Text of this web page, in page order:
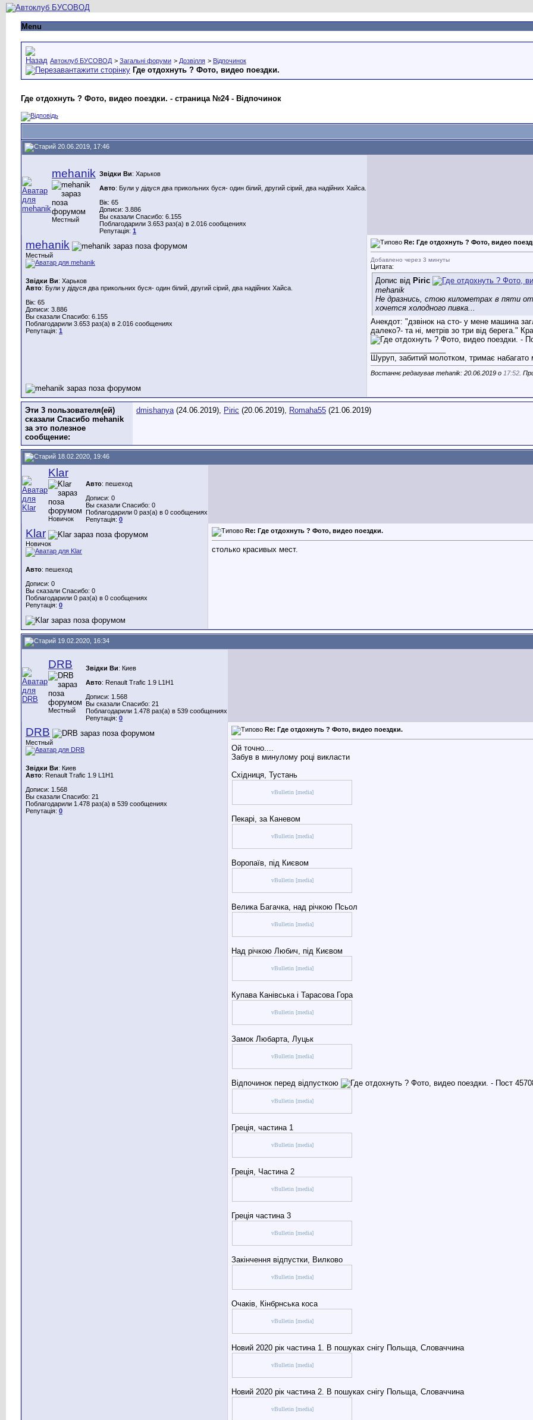
Menu
Автоклуб БУСОВОД > Загальні форуми > Дозвілля > Відпочинок
Где отдохнуть ? Фото, видео поездки.
Где отдохнуть ? Фото, видео поездки. - страница №24 - Відпочинок
20.06.2019, 17:46
mehanik
Местный
Звідки Ви: Харьков
Авто: Були у дідуся два прикольних буся- один білий, другий сірий, два надійних Хайса.
Вік: 65
Дописи: 3.886
Вы сказали Спасибо: 6.155
Поблагодарили 3.653 раз(а) в 2.016 сообщениях
Репутація: 1
mehanik
Местный
Звідки Ви: Харьков
Авто: Були у дідуся два прикольних буся- один білий, другий сірий, два надійних Хайса.
Вік: 65
Дописи: 3.886
Вы сказали Спасибо: 6.155
Поблагодарили 3.653 раз(а) в 2.016 сообщениях
Репутація: 1
Re: Где отдохнуть ? Фото, видео
Добавлено через 3 минуты
Цитата:
Допис від Piric
mehanik
Не дразнись, стою километрах в пяти от
хочется холодного пивка...
Анекдот: "дзвінок на сто- у мене машина
далеко?- та ні, метрів зо три від берега."
Шуруп, забитий молотком, тримає набагато
Востаннє редагував mehanik: 20.06.2019 о 17:52 .
Эти 3 пользователя(ей)
сказали Спасибо mehanik
за это полезное
сообщение:
dmishanya (24.06.2019), Piric (20.06.2019), Romaha55 (21.06.2019)
18.02.2020, 19:46
Klar
Новичок
Авто: пешеход
Дописи: 0
Вы сказали Спасибо: 0
Поблагодарили 0 раз(а) в 0 сообщениях
Репутація: 0
Klar
Новичок
Авто: пешеход
Дописи: 0
Вы сказали Спасибо: 0
Поблагодарили 0 раз(а) в 0 сообщениях
Репутація: 0
Re: Где отдохнуть ? Фото, видео поездки.
столько красивых мест.
19.02.2020, 16:34
DRB
Местный
Звідки Ви: Киев
Авто: Renault Trafic 1.9 L1H1
Дописи: 1.568
Вы сказали Спасибо: 21
Поблагодарили 1.478 раз(а) в 539 сообщениях
Репутація: 0
DRB
Местный
Звідки Ви: Киев
Авто: Renault Trafic 1.9 L1H1
Дописи: 1.568
Вы сказали Спасибо: 21
Поблагодарили 1.478 раз(а) в 539 сообщениях
Репутація: 0
Re: Где отдохнуть ? Фото, видео поездки.
Ой точно....
Забув в минулому році викласти
Східниця, Тустань
vBulletin [media]
Пекарі, за Каневом
vBulletin [media]
Воропаїв, під Києвом
vBulletin [media]
Велика Багачка, над річкою Псьол
vBulletin [media]
Над річкою Любич, під Києвом
vBulletin [media]
Купава Канівська і Тарасова Гора
vBulletin [media]
Замок Любарта, Луцьк
vBulletin [media]
Відпочинок перед відпусткою
vBulletin [media]
Греція, частина 1
vBulletin [media]
Греція, Частина 2
vBulletin [media]
Греція частина 3
vBulletin [media]
Закінчення відпустки, Вилково
vBulletin [media]
Очаків, Кінбрнська коса
vBulletin [media]
Новий 2020 рік частина 1. В пошуках снігу Польща, Словаччина
vBulletin [media]
Новий 2020 рік частина 2. В пошуках снігу Польща, Словаччина
vBulletin [media]